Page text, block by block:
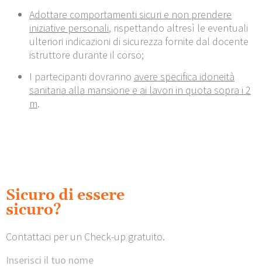
Adottare comportamenti sicuri e non prendere
iniziative personali, rispettando altresì le eventuali
ulteriori indicazioni di sicurezza fornite dal docente
istruttore durante il corso;
I partecipanti dovranno avere specifica idoneità
sanitaria alla mansione e ai lavori in quota sopra i 2
m.
Sicuro di essere
sicuro?
Contattaci per un Check-up gratuito.
Inserisci il tuo nome